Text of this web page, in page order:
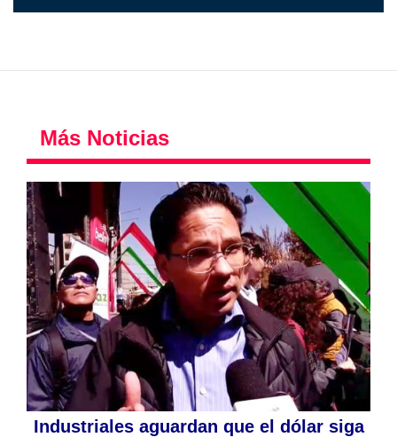
Más Noticias
Industriales aguardan que el dólar siga